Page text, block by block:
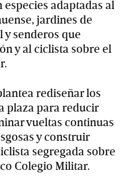
adaptadas al
jardines de
senderos que
y al ciclista sobre el
rediseñar los
plaza para reducir
vueltas continuas
y construir
segregada sobre
Colegio Militar.